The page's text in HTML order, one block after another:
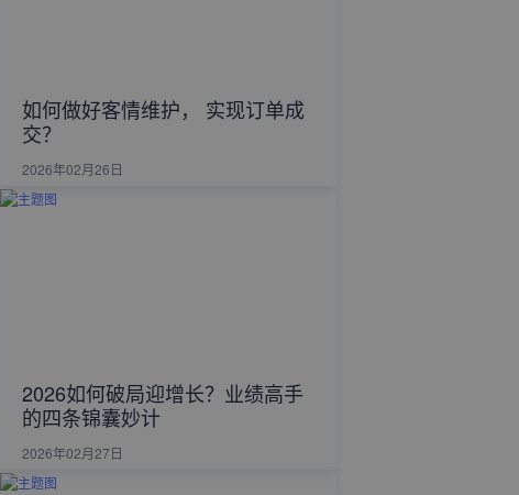
如何做好客情维护， 实现订单成
交？
2026年02月26日
2026如何破局迎增长？业绩高手
的四条锦囊妙计
2026年02月27日